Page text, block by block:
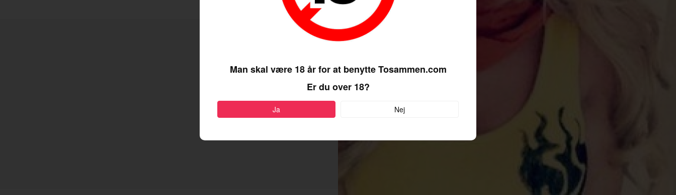
Man skal være 18 år for at benytte Tosammen.com
Er du over 18?
Ja Nej